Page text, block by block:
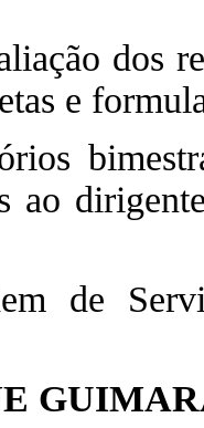
dos
e
ao
de